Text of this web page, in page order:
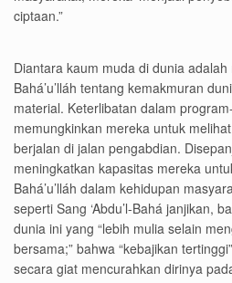
ciptaan.”
Diantara kaum muda di dunia
Bahá’u’lláh tentang kemakmuran
material. Keterlibatan dalam
memungkinkan mereka untuk
berjalan di jalan pengabdian.
meningkatkan kapasitas mereka
Bahá’u’lláh dalam kehidupan
seperti Sang ‘Abdu’l-Bahá janjikan,
dunia ini yang “lebih mulia selain
bersama;” bahwa “kebajikan
secara giat mencurahkan dirinya